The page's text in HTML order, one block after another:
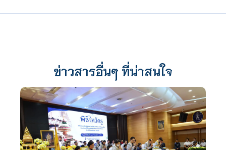
ข่าวสารอื่นๆ ที่น่าสนใจ